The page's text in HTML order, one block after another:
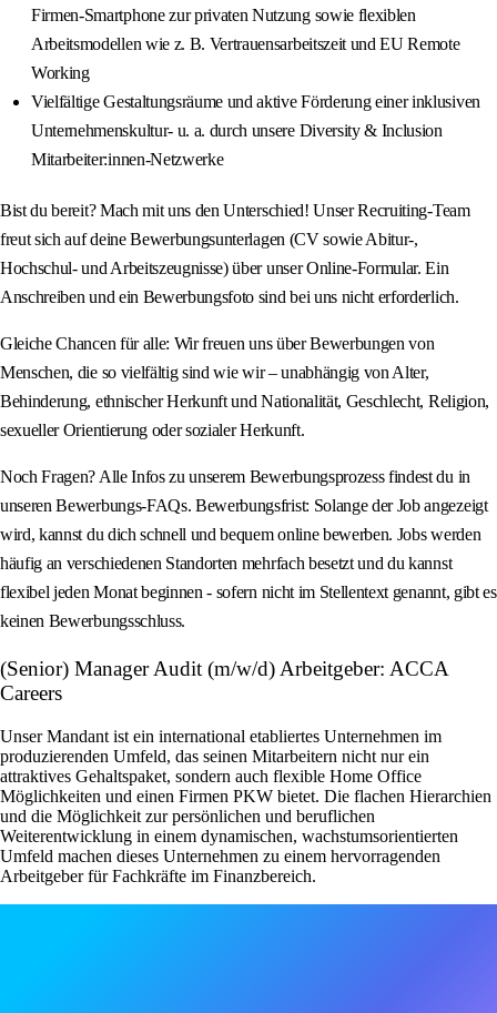
Firmen-Smartphone zur privaten Nutzung sowie flexiblen
Arbeitsmodellen wie z. B. Vertrauensarbeitszeit und EU Remote
Working
Vielfältige Gestaltungsräume und aktive Förderung einer inklusiven
Unternehmenskultur- u. a. durch unsere Diversity & Inclusion
Mitarbeiter:innen-Netzwerke
Bist du bereit? Mach mit uns den Unterschied! Unser Recruiting-Team
freut sich auf deine Bewerbungsunterlagen (CV sowie Abitur-,
Hochschul- und Arbeitszeugnisse) über unser Online-Formular. Ein
Anschreiben und ein Bewerbungsfoto sind bei uns nicht erforderlich.
Gleiche Chancen für alle: Wir freuen uns über Bewerbungen von
Menschen, die so vielfältig sind wie wir – unabhängig von Alter,
Behinderung, ethnischer Herkunft und Nationalität, Geschlecht, Religion,
sexueller Orientierung oder sozialer Herkunft.
Noch Fragen? Alle Infos zu unserem Bewerbungsprozess findest du in
unseren Bewerbungs-FAQs. Bewerbungsfrist: Solange der Job angezeigt
wird, kannst du dich schnell und bequem online bewerben. Jobs werden
häufig an verschiedenen Standorten mehrfach besetzt und du kannst
flexibel jeden Monat beginnen - sofern nicht im Stellentext genannt, gibt es
keinen Bewerbungsschluss.
(Senior) Manager Audit (m/w/d) Arbeitgeber: ACCA
Careers
Unser Mandant ist ein international etabliertes Unternehmen im
produzierenden Umfeld, das seinen Mitarbeitern nicht nur ein
attraktives Gehaltspaket, sondern auch flexible Home Office
Möglichkeiten und einen Firmen PKW bietet. Die flachen Hierarchien
und die Möglichkeit zur persönlichen und beruflichen
Weiterentwicklung in einem dynamischen, wachstumsorientierten
Umfeld machen dieses Unternehmen zu einem hervorragenden
Arbeitgeber für Fachkräfte im Finanzbereich.